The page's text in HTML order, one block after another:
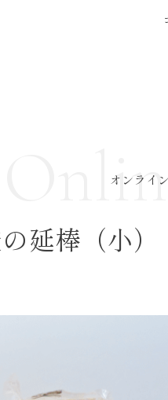
オンライ
延棒（小